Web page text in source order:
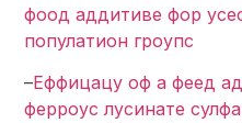
фоод аддитиве фор
популатион гроупс
–Еффицацy оф а феед
ферроус лyсинате